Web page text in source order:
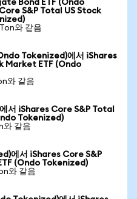
Bond ETF (Ondo
S&P Total US Stock
와 같음
Tokenized)에서 iShares
Market ETF (Ondo
와 같음
서 iShares Core S&P Total
Tokenized)
와 같음
에서 iShares Core S&P
(Ondo Tokenized)
와 같음